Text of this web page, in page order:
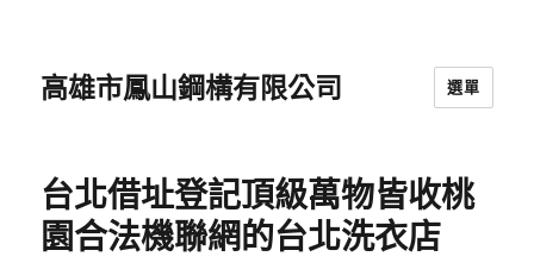
高雄市鳳山鋼構有限公司 選單
台北借址登記頂級萬物皆收桃
園合法機聯網的台北洗衣店